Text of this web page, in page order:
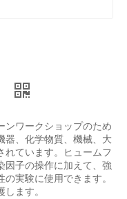
ンワークショップのため
器、化学物質、機械、大
れています。ヒュームフ
因子の操作に加えて、強
実験に使用できます。
ます。